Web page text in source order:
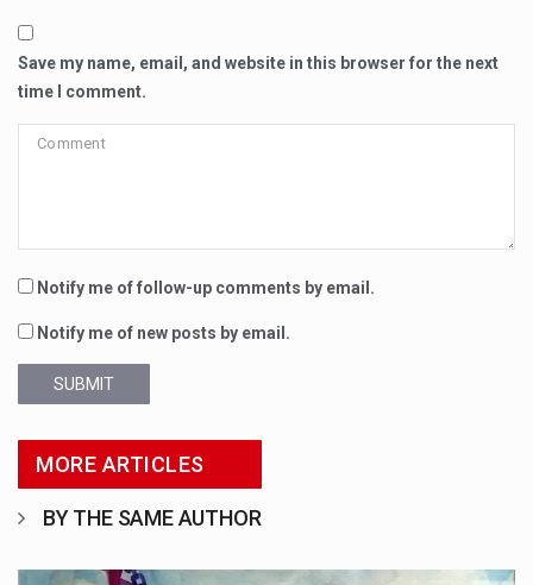
Save my name, email, and website in this browser for the next
time I comment.
Notify me of follow-up comments by email.
Notify me of new posts by email.
SUBMIT
MORE ARTICLES
BY THE SAME AUTHOR